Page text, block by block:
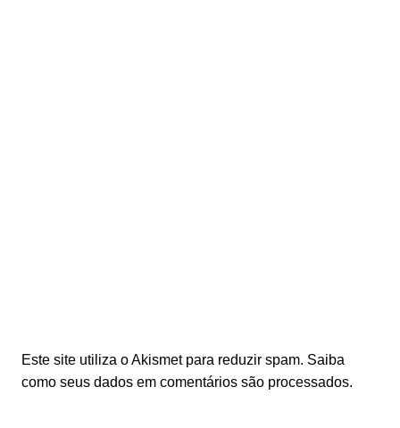
Este site utiliza o Akismet para reduzir spam. Saiba
como seus dados em comentários são processados.